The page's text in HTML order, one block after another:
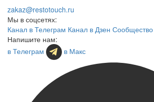
zakaz@restotouch.ru
Мы в соцсетях:
Канал в Телеграм Канал в Дзен
Напишите нам:
в Телеграм
в Макс